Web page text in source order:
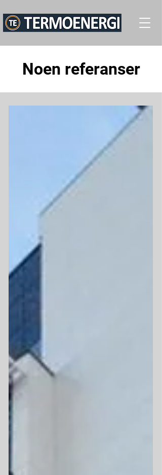
Noen referanser